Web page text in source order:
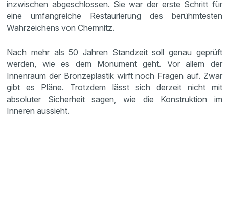
inzwischen abgeschlossen. Sie war der erste Schritt für
eine umfangreiche Restaurierung des berühmtesten
Wahrzeichens von Chemnitz.
Nach mehr als 50 Jahren Standzeit soll genau geprüft
werden, wie es dem Monument geht. Vor allem der
Innenraum der Bronzeplastik wirft noch Fragen auf. Zwar
gibt es Pläne. Trotzdem lässt sich derzeit nicht mit
absoluter Sicherheit sagen, wie die Konstruktion im
Inneren aussieht.